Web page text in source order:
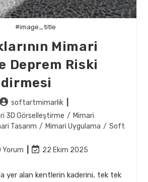
#image_title
Mimari
Deprem Riski
Postsoftartmimarlik
3D Görselleştirme / Mimari
Tasarım / Mimari Uygulama / Soft
Yorum
Post
modified:
22 Ekim 2025
yer alan kentlerin kaderini, tek tek